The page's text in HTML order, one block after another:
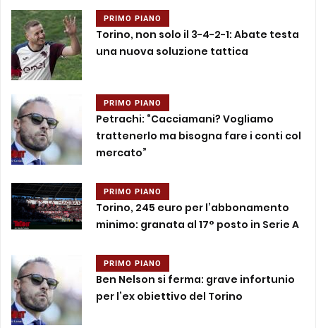
PRIMO PIANO
Torino, non solo il 3-4-2-1: Abate testa
una nuova soluzione tattica
PRIMO PIANO
Petrachi: “Cacciamani? Vogliamo
trattenerlo ma bisogna fare i conti col
mercato”
PRIMO PIANO
Torino, 245 euro per l’abbonamento
minimo: granata al 17° posto in Serie A
PRIMO PIANO
Ben Nelson si ferma: grave infortunio
per l’ex obiettivo del Torino